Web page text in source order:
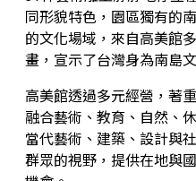
藝術生態園區
同形貌特色，園區獨有的
的文化場域，來自高美館
畫，宣示了台灣身為南島
高美館透過多元經營，著
融合藝術、教育、自然、
當代藝術、建築、設計與
群眾的視野，提供在地與